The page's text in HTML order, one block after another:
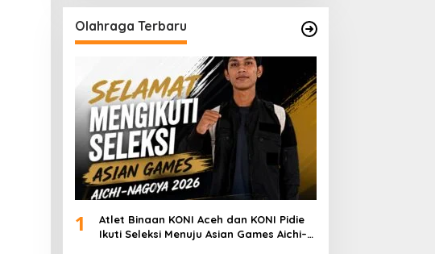
Olahraga Terbaru
1
Atlet Binaan KONI Aceh dan KONI Pidie
Ikuti Seleksi Menuju Asian Games Aichi–